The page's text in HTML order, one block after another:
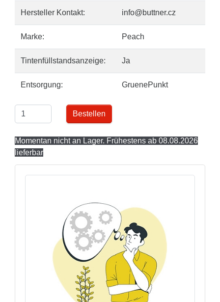
Hersteller Kontakt: info@buttner.cz
Marke: Peach
Tintenfüllstandsanzeige: Ja
Entsorgung: GruenePunkt
Bestellen
Momentan nicht an Lager. Frühestens ab 08.08.2026
lieferbar